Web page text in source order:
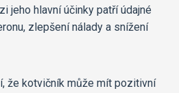
jeho hlavní účinky patří údajné
zlepšení nálady a snížení
že kotvičník může mít pozitivní